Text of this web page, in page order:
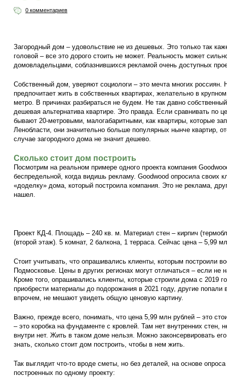
0 комментариев
Загородный дом – удовольствие не из дешевых. Это только так
головой – все это дорого стоить не может. Реальность может
домовладельцами, соблазнившихся рекламой очень доступных
Собственный дом, уверяют социологи – это мечта многих россиян.
предпочитает жить в собственных квартирах, желательно в
метро. В причинах разбираться не будем. Не так давно
дешевая альтернатива квартире. Это правда. Если сравнивать по
бывают 20-метровыми, малогабаритными, как квартиры, которые
Ленобласти, они значительно больше популярных нынче квартир,
случае загородного дома не значит дешево.
Сколько стоит дом построить
Посмотрим на реальном примере одного проекта компания
беспредельной, когда видишь рекламу. Goodwood опросила своих
«доделку» дома, который построила компания. Это не реклама,
нашел.
Проект КД-4. Площадь – 240 кв. м. Материал стен – кирпич
(второй этаж). 5 комнат, 2 балкона, 1 терраса. Сейчас цена – 5,99
Стоит учитывать, что опрашивались клиенты, которым построили
Подмосковье. Цены в других регионах могут отличаться – если не
Кроме того, опрашивались клиенты, которые строили дома с 2019
приобрести материалы до подорожания в 2021 году, другие
впрочем, не мешают увидеть общую ценовую картину.
Важно, прежде всего, понимать, что цена 5,99 млн рублей – это
– это коробка на фундаменте с кровлей. Там нет внутренних стен,
внутри нет. Жить в таком доме нельзя. Можно законсервировать
знать, сколько стоит дом построить, чтобы в нем жить.
Так выглядит что-то вроде сметы, но без деталей, на основе
построенных по одному проекту: